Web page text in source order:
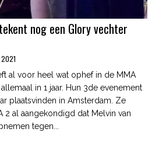
nog een Glory vechter
al voor heel wat ophef in de MMA
in 1 jaar. Hun 3de evenement
plaatsvinden in Amsterdam. Ze
2 al aangekondigd dat Melvin van
tegen...